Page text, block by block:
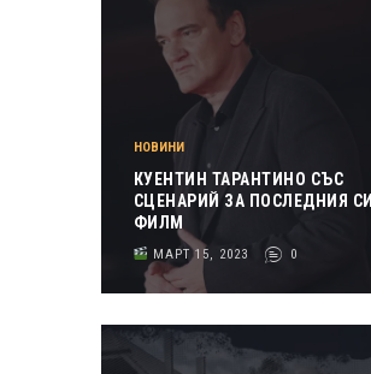
НОВИНИ
КУЕНТИН ТАРАНТИНО СЪС
СЦЕНАРИЙ ЗА ПОСЛЕДНИЯ СИ
ФИЛМ
МАРТ 15, 2023 0